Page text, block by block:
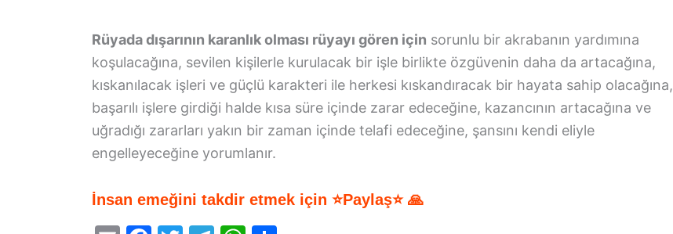
Rüyada dışarının karanlık olması rüyayı gören için sorunlu bir akrabanın yardımına
koşulacağına, sevilen kişilerle kurulacak bir işle birlikte özgüvenin daha da artacağına,
kıskanılacak işleri ve güçlü karakteri ile herkesi kıskandıracak bir hayata sahip olacağına,
başarılı işlere girdiği halde kısa süre içinde zarar edeceğine, kazancının artacağına ve
uğradığı zararları yakın bir zaman içinde telafi edeceğine, şansını kendi eliyle
engelleyeceğine yorumlanır.
İnsan emeğini takdir etmek için ⭐Paylaş⭐ 🙏